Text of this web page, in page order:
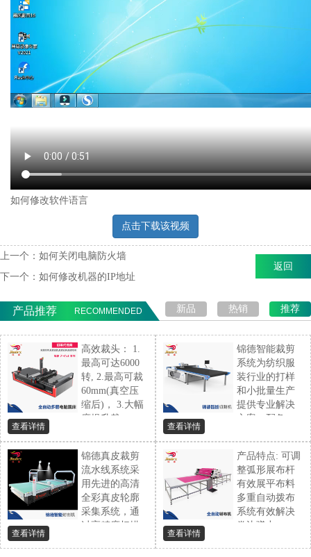
如何修改软件语言
点击下载该视频
上一个： 如何关闭电脑防火墙
下一个： 如何修改机器的IP地址
返回
产品推荐 RECOMMENDED 推荐
热销
新品
高效裁头： 1.
最高可达6000
转, 2.最高可裁
60mm(真空压
缩后)， 3.大幅
度提升裁...
查看详情
锦德智能裁剪
系统为纺织服
装行业的打样
和小批量生产
提供专业解决
方案。配备...
查看详情
锦德真皮裁剪
流水线系统采
用先进的高清
全彩真皮轮廓
采集系统，通
过高精度扫描...
查看详情
产品特点: 可调
整弧形展布杆
有效展平布料
多重自动拨布
系统有效解决
卷边弹力...
查看详情